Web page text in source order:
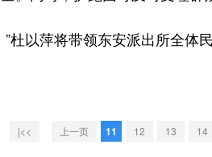
以萍将带领东安派出所全体
|<< 上一页 11 12 13 14